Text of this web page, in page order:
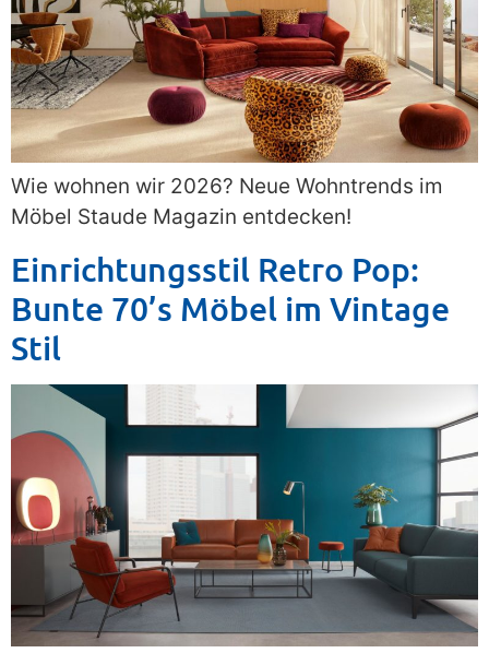
Wie wohnen wir 2026? Neue Wohntrends im
Möbel Staude Magazin entdecken!
Einrichtungsstil Retro Pop:
Bunte 70’s Möbel im Vintage
Stil